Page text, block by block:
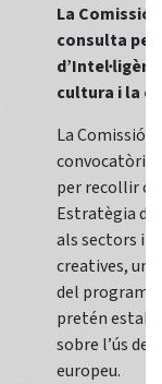
La Comissió
consulta
cultura i la
La Comissió
convocatòria
per recollir
Estratègia
als sectors i
creatives,
del programa
pretén
sobre l’ús de
europeu.